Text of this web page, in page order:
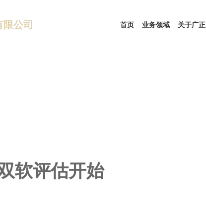
公司 首页 业务领域 关于广正
软评估开始